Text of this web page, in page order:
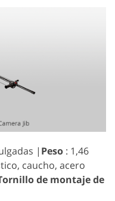
| Peso : 1,46
caucho, acero
de montaje de